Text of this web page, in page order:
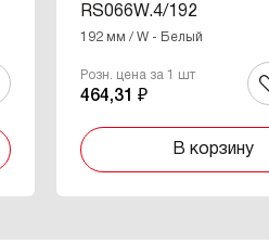
RS066W.4/192
192 мм / W - Белый
Розн. цена за 1 шт
464,31 ₽
В корзину